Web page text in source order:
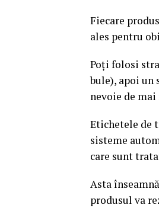
Fiecare
ales pentru
Poți folosi
bule), apoi
nevoie de
Etichetele de
sisteme
care sunt
Asta
produsul va